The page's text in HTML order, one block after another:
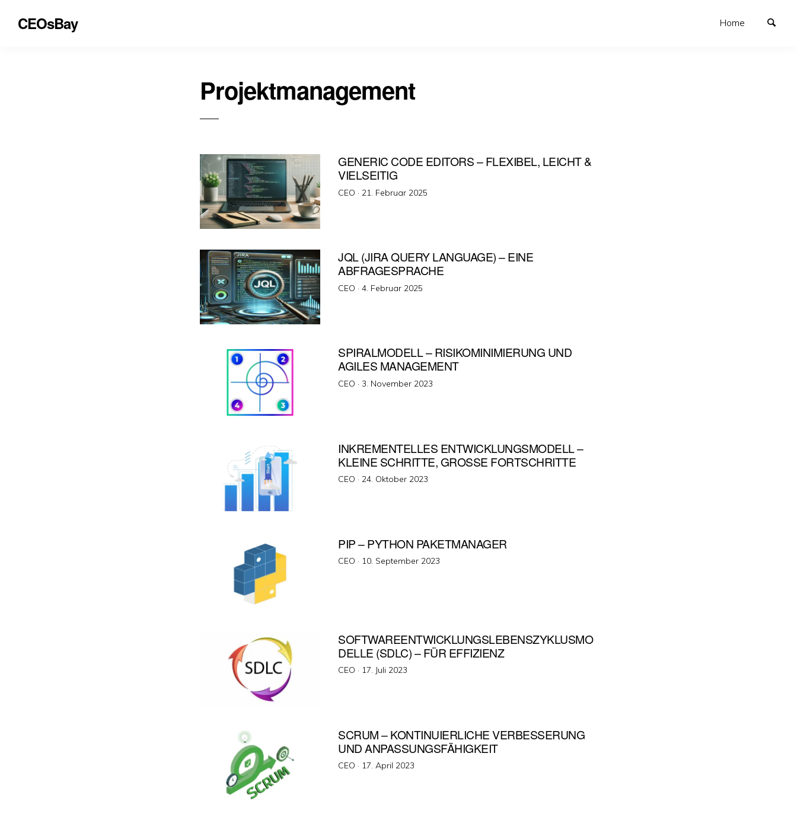
CEOsBay Home
Projektmanagement
GENERIC CODE EDITORS – FLEXIBEL, LEICHT &
VIELSEITIG
CEO · Veröffentlicht
21. Februar 2025
JQL (JIRA QUERY LANGUAGE) – EINE
ABFRAGESPRACHE
CEO ·Veröffentlicht
4. Februar 2025
SPIRALMODELL – RISIKOMINIMIERUNG UND
AGILES MANAGEMENT
CEO ·Veröffentlicht
3. November 2023
INKREMENTELLES ENTWICKLUNGSMODELL –
KLEINE SCHRITTE, GROSSE FORTSCHRITTE
CEO · Veröffentlicht
24. Oktober 2023
PIP – PYTHON PAKETMANAGER
CEO · Veröffentlicht
10. September 2023
SOFTWAREENTWICKLUNGSLEBENSZYKLUSMO
DELLE (SDLC) – FÜR EFFIZIENZ
CEO · Veröffentlicht
17. Juli 2023
SCRUM – KONTINUIERLICHE VERBESSERUNG
UND ANPASSUNGSFÄHIGKEIT
CEO · Veröffentlicht
17. April 2023